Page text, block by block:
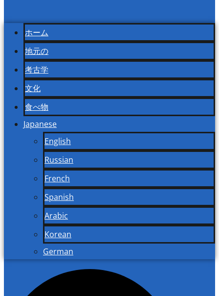
ホーム
地元の
考古学
文化
食べ物
Japanese
English
Russian
French
Spanish
Arabic
Korean
German